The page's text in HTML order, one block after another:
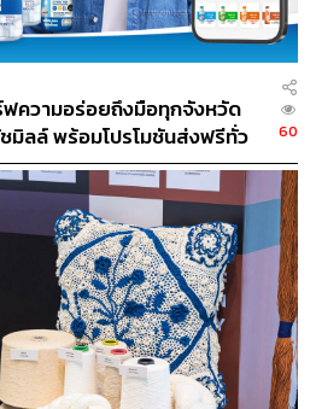
ฟความอร่อยถึงมือทุกจังหวัด
มิลล์ พร้อมโปรโมชันส่งฟรีทั่ว
ได้ของวันถัดไป ส่งสินค้าแบบ
60